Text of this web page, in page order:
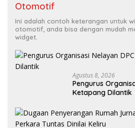
Otomotif
Ini adalah contoh keterangan untuk
otomotif, anda bisa dengan mudah
widget.
Agustus 8, 2026
Pengurus
Ketapang Dilantik